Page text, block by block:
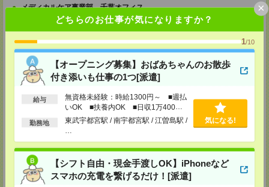
どちらのお仕事が気になりますか？
1/10
【オープニング募集】おばあちゃんのお散歩
付き添いも仕事の1つ[派遣]
給与
無資格未経験：時給1300円～ ■週払
いOK ■扶養内OK ■日収1万400円
以上
勤務地
東武宇都宮駅 / 南宇都宮駅 / 江曽島駅 /
気になる!
【シフト自由・現金手渡しOK】iPhoneなど
スマホの充電を繋げるだけ！[派遣]
×
メディカルケア事業部 千葉オフィス
千葉県千葉市中央区富士見2-15-11 IMI千葉富士見ビル6F
担当：採用担当
メディカルケア事業部 柏オフィス
千葉県柏市末広町5-19 第12関口ビル7F 705号室
TEL：0120-935-218
tenshoku@nikken-ts.jp
担当：採用担当
メディカルケア事業部 新宿オフィス
東京都新宿区新宿2-3-10 新宿御苑ビル6階
TEL：0120-457-235
MAIL：tenshoku@nikken-ts.jp
担当：採用担当
メディカルケア事業部 立川事業部